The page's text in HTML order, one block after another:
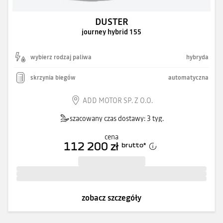
DUSTER
journey hybrid 155
wybierz rodzaj paliwa hybryda
skrzynia biegów automatyczna
ADD MOTOR SP. Z O.O.
szacowany czas dostawy: 3 tyg.
cena
112 200 zł brutto*
zobacz szczegóły